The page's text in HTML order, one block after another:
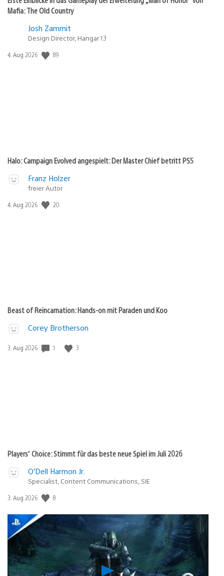
Mafia: The Old Country
Josh Zammit
Design Director, Hangar 13
Veröffentlichungsdatum:
4. Aug 2026 89
Halo: Campaign Evolved angespielt: Der Master Chief betritt PS5
Franz Holzer
freier Autor
Veröffentlichungsdatum:
4. Aug 2026 20
Beast of Reincarnation: Hands-on mit Paraden und Koo
Corey Brotherson
Veröffentlichungsdatum:
3. Aug 2026 1 3
Players’ Choice: Stimmt für das beste neue Spiel im Juli 2026
O’Dell Harmon Jr.
Specialist, Content Communications, SIE
Veröffentlichungsdatum:
3. Aug 2026 8
Verho